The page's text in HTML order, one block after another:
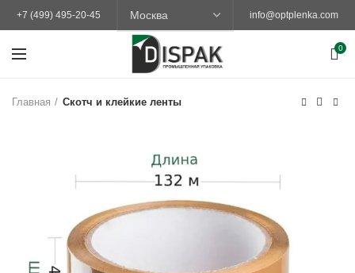
+7 (499) 495-20-45 info@optplenka.com
0
Главная Скотч и клейкие ленты